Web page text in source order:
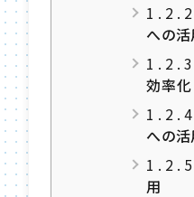
1.2.2
への活
1.2.3
効率化
1.2.4
への活
1.2.5
用